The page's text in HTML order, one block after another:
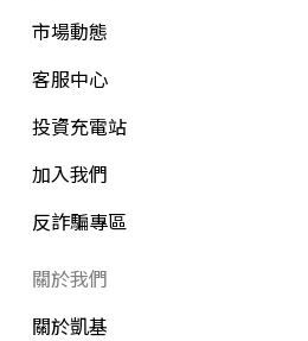
市場動態
客服中心
投資充電站
加入我們
反詐騙專區
關於我們
關於凱基